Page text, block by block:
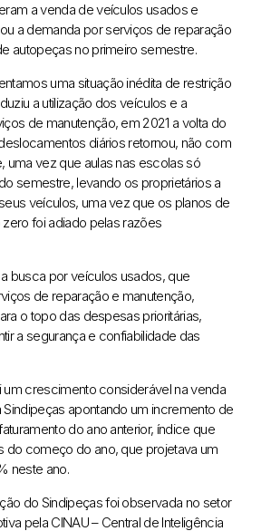
a venda de veículos usados e
a demanda por serviços de reparação
autopeças no primeiro semestre.
uma situação inédita de restrição
a utilização dos veículos e a
de manutenção, em 2021 a volta do
diários retornou, não com
uma vez que aulas nas escolas só
semestre, levando os proprietários a
veículos, uma vez que os planos de
foi adiado pelas razões
busca por veículos usados, que
de reparação e manutenção,
o topo das despesas prioritárias,
a segurança e confiabilidade das
um crescimento considerável na venda
apontando um incremento de
do ano anterior, índice que
do começo do ano, que projetava um
neste ano.
do Sindipeças foi observada no setor
pela CINAU – Central de Inteligência